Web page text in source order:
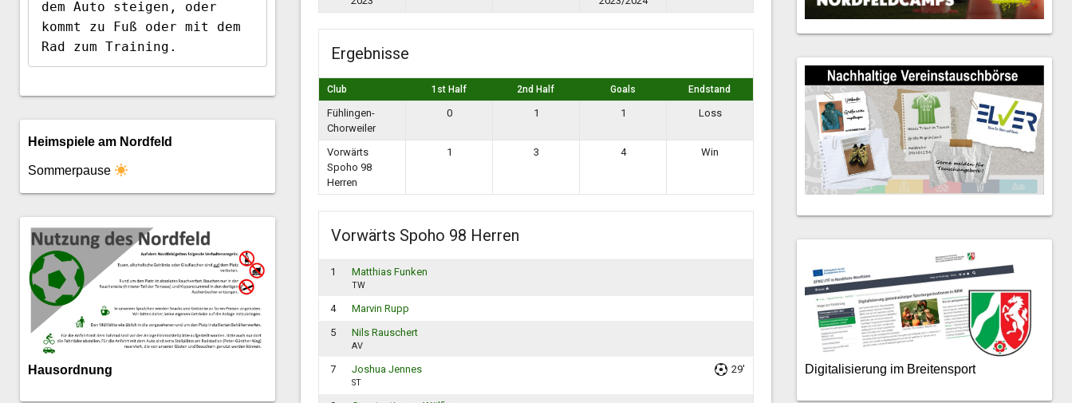
Ergebnisse
Club 1st Half 2nd Half Goals Endstand
Fühlingen-
Chorweiler
0 1 1 Loss
Vorwärts
Spoho 98
Herren
1 3 4 Win
Vorwärts Spoho 98 Herren
1 Matthias Funken
TW
4
Marvin Rupp
5
Nils Rauschert
AV
7 Joshua Jennes
ST
29'
dem Auto steigen, oder
kommt zu Fuß oder mit dem
Rad zum Training.
Heimspiele am Nordfeld
Sommerpause
Hausordnung Digitalisierung im Breitensport